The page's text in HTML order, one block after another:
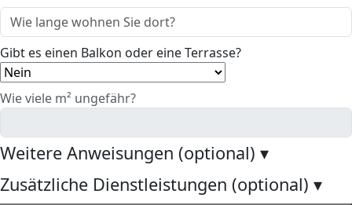
Gibt es einen Balkon oder eine Terrasse?
Wie viele m² ungefähr?
Weitere Anweisungen (optional) ▾
Zusätzliche Dienstleistungen (optional) ▾